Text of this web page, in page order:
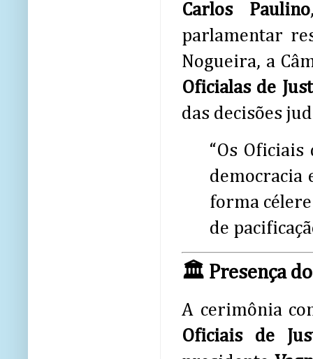
Carlos Paulino
parlamentar
Nogueira, a
Oficialas de
das decisões
“Os
democracia
forma
de
🏛️ Presença do
A cerimônia
Oficiais de